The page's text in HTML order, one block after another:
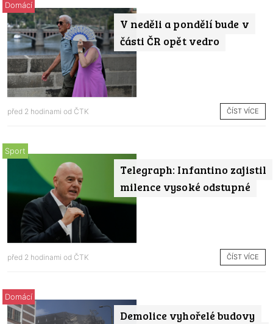
V neděli a pondělí bude v
části ČR opět vedro
Domácí
před 2 hodinami od ČTK ČÍST VÍCE
Telegraph: Infantino zajistil
milence vysoké odstupné
Sport
před 2 hodinami od ČTK ČÍST VÍCE
Demolice vyhořelé budovy
Domácí